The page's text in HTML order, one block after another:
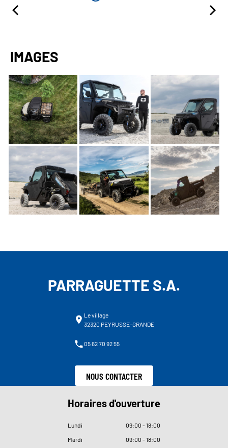
IMAGES
PARRAGUETTE S.A.
Le village
32320 PEYRUSSE-GRANDE
05 62 70 92 55
NOUS CONTACTER
Horaires d'ouverture
Lundi 09:00 - 18:00
Mardi
09:00 - 18:00